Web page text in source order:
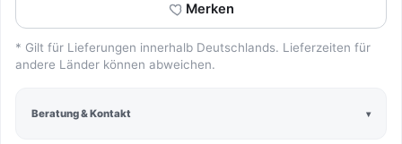
Merken
* Gilt für Lieferungen innerhalb Deutschlands. Lieferzeiten für
andere Länder können abweichen.
Beratung & Kontakt